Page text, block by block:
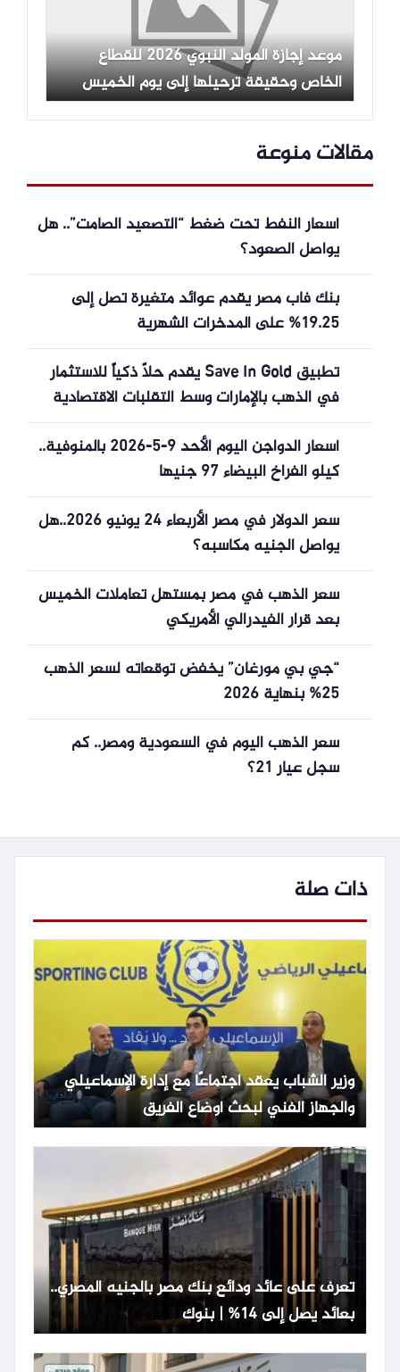
موعد إجازة المولد النبوي 2026 للقطاع
الخاص وحقيقة ترحيلها إلى يوم الخميس
مقالات منوعة
أسعار النفط تحت ضغط “التصعيد الصامت”.. هل
يواصل الصعود؟
بنك فاب مصر يقدم عوائد متغيرة تصل إلى
19.25% على المدخرات الشهرية
تطبيق Save In Gold يقدم حلاً ذكياً للاستثمار
في الذهب بالإمارات وسط التقلبات الاقتصادية
العالمية
أسعار الدواجن اليوم الأحد 9-5-2026 بالمنوفية..
كيلو الفراخ البيضاء 97 جنيها
سعر الدولار في مصر الأربعاء 24 يونيو 2026..هل
يواصل الجنيه مكاسبه؟
سعر الذهب في مصر بمستهل تعاملات الخميس
بعد قرار الفيدرالي الأمريكي
“جي بي مورغان” يخفض توقعاته لسعر الذهب
25% بنهاية 2026
سعر الذهب اليوم في السعودية ومصر.. كم
سجل عيار 21؟
ذات صلة
وزير الشباب يعقد اجتماعًا مع إدارة الإسماعيلي
والجهاز الفني لبحث أوضاع الفريق
تعرف على عائد ودائع بنك مصر بالجنيه المصري..
بعائد يصل إلى 14% | بنوك